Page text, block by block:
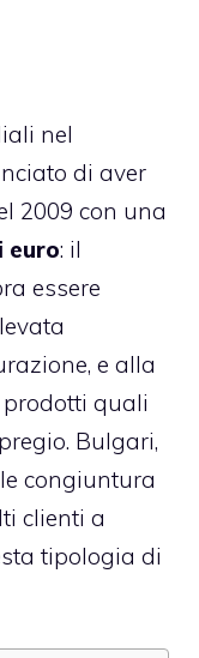
nel
di aver
2009 con una
euro: il
essere
, e alla
quali
Bulgari,
congiuntura
clienti a
tipologia di